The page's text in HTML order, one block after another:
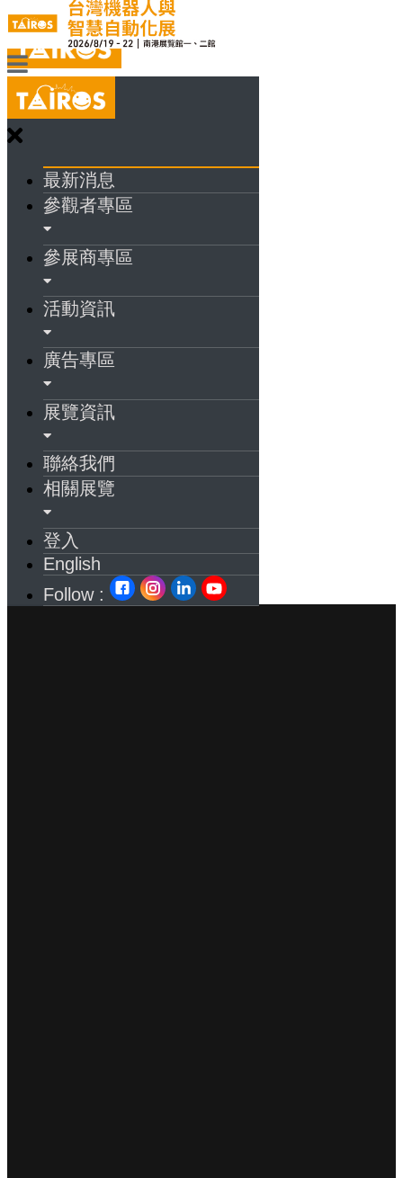
最新消息
參觀者專區
參展商專區
活動資訊
廣告專區
展覽資訊
聯絡我們
相關展覽
登入
English
Follow :